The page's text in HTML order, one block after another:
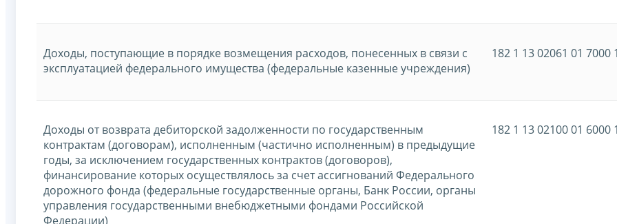
Доходы, поступающие в порядке возмещения расходов, понесенных в связи с
эксплуатацией федерального имущества (федеральные казенные учреждения)
182 1 13 02061 01 7000
Доходы от возврата дебиторской задолженности по государственным
контрактам (договорам), исполненным (частично исполненным) в предыдущие
годы, за исключением государственных контрактов (договоров),
финансирование которых осуществлялось за счет ассигнований Федерального
дорожного фонда (федеральные государственные органы, Банк России, органы
управления государственными внебюджетными фондами Российской
Федерации)
182 1 13 02100 01 6000